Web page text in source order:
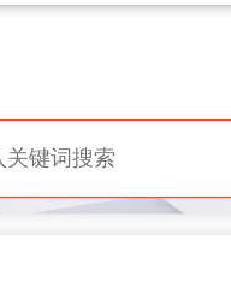
功能列表
统支持平台自营、分销、拼团、限时
折扣、优惠套装、微信、小程序等